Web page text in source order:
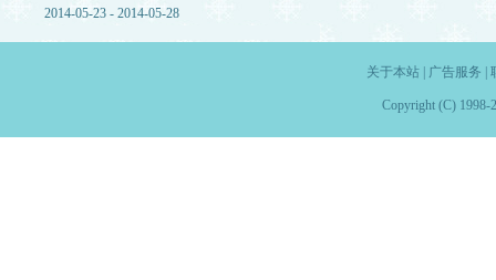
2014-05-23 - 2014-05-28
关于本站| 广告服务
Copyright (C) 1998-